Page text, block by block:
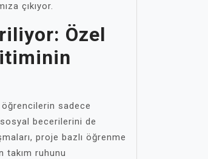
çıkıyor.
Özel
sadece
sosyal becerilerini de
proje bazlı öğrenme
ruhunu